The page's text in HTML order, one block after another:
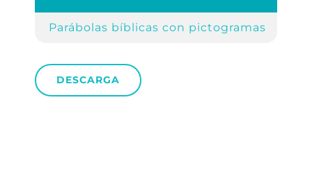
Parábolas bíblicas con pictogramas
DESCARGA